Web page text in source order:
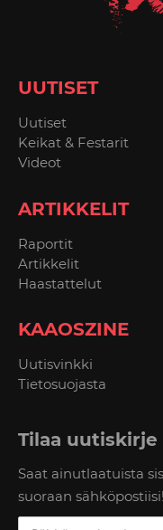
UUTISET
Uutiset
Keikat & Festarit
Videot
ARTIKKELIT
Raportit
Artikkelit
Haastattelut
KAAOSZINE
Uutisvinkki
Tietosuojasta
Tilaa uutiskirje
Saat ainutlaatuista
suoraan sähköpostiisi!